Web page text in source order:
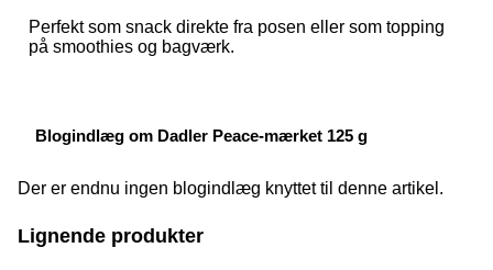
Perfekt som snack direkte fra posen eller som topping
på smoothies og bagværk.
Blogindlæg om Dadler Peace-mærket 125 g
Der er endnu ingen blogindlæg knyttet til denne artikel.
Lignende produkter